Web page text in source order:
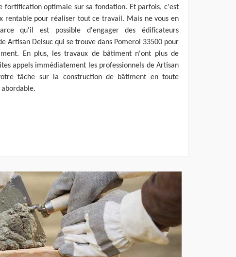
fortification optimale sur sa fondation. Et parfois, c'est
rentable pour réaliser tout ce travail. Mais ne vous en
qu'il est possible d'engager des édificateurs
Artisan Delsuc qui se trouve dans Pomerol 33500 pour
En plus, les travaux de bâtiment n'ont plus de
appels immédiatement les professionnels de Artisan
tâche sur la construction de bâtiment en toute